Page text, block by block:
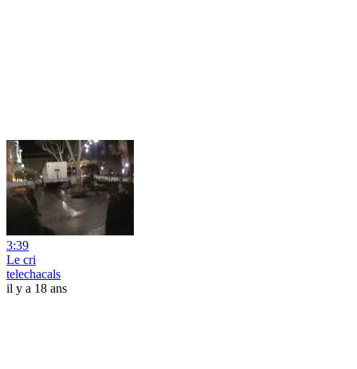
3:39
Le cri
telechacals
il y a 18 ans